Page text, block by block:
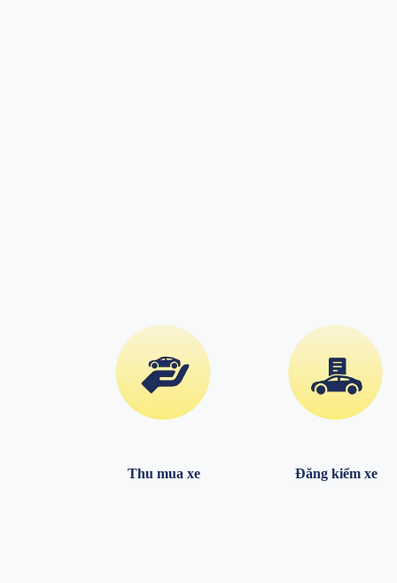
Thu mua xe Đăng kiểm xe